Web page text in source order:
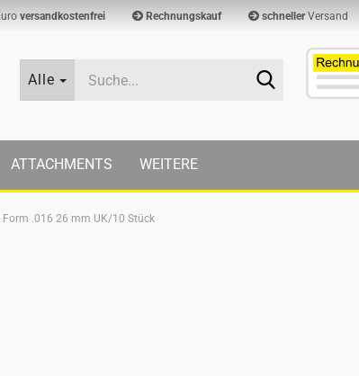
versandkostenfrei Rechnungskauf schnellerVersand
Alle
Suche...
ATTACHMENTS WEITERE
Form .016 26 mm UK/10 Stück